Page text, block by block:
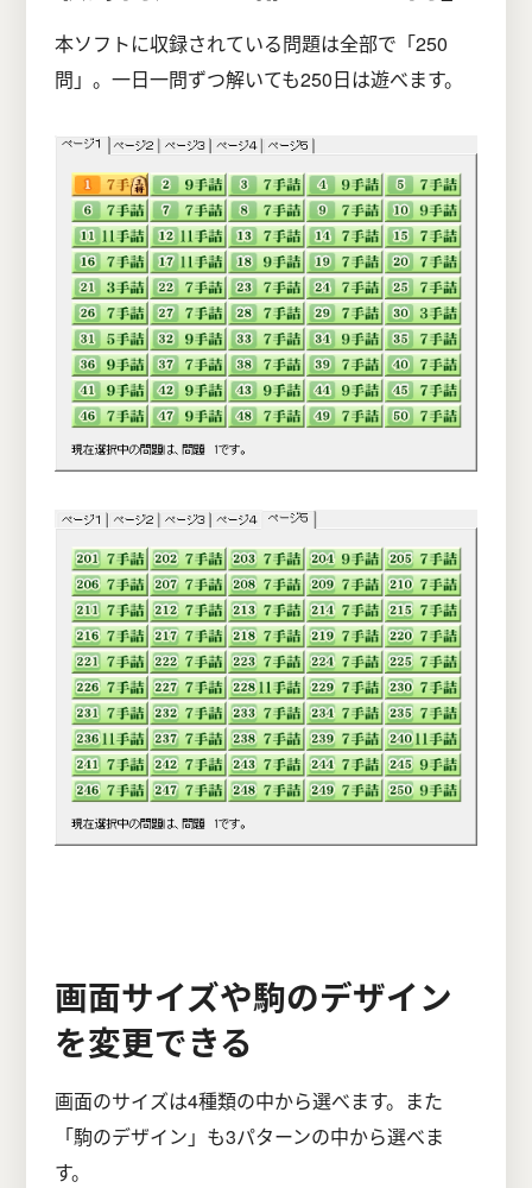
本ソフトに収録されている問題は全部で「250
問」。一日一問ずつ解いても250日は遊べます。
画面サイズや駒のデザイン
を変更できる
画面のサイズは4種類の中から選べます。また
「駒のデザイン」も3パターンの中から選べま
す。